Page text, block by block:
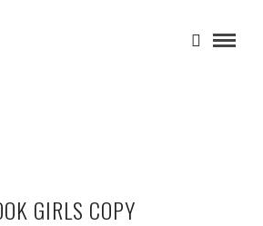
GIRLS COPY